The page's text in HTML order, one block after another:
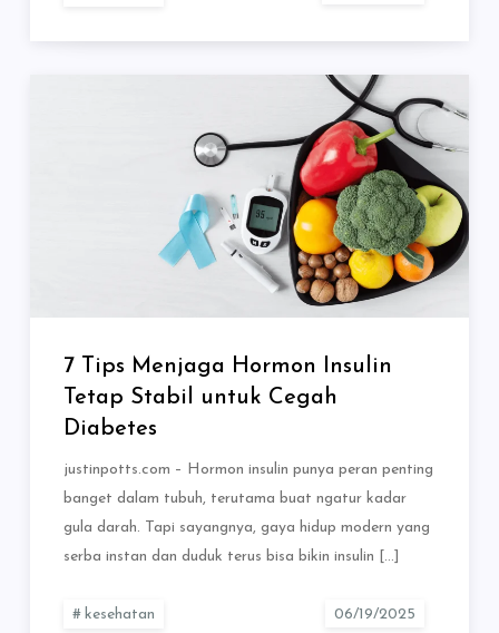
7 Tips Menjaga Hormon Insulin
Tetap Stabil untuk Cegah
Diabetes
justinpotts.com – Hormon insulin punya peran penting
banget dalam tubuh, terutama buat ngatur kadar
gula darah. Tapi sayangnya, gaya hidup modern yang
serba instan dan duduk terus bisa bikin insulin […]
kesehatan